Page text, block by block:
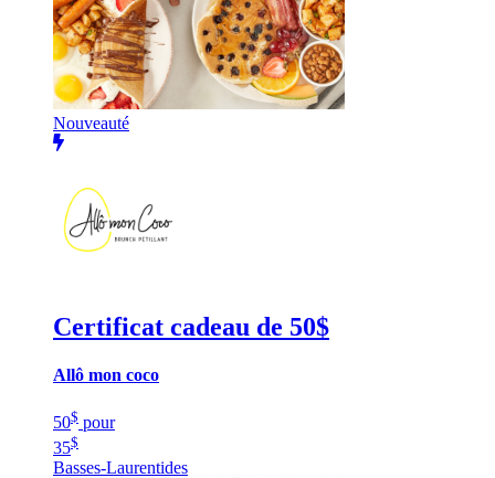
Nouveauté
Certificat cadeau de 50$
Allô mon coco
50$ pour
35$
Basses-Laurentides